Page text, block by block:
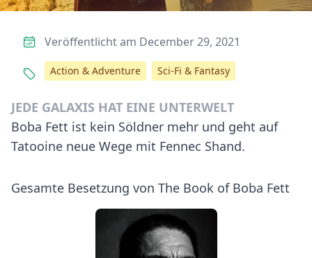
JEDE GALAXIS HAT EINE UNTERWELT
Boba Fett ist kein Söldner mehr und geht auf
Tatooine neue Wege mit Fennec Shand.
Gesamte Besetzung von The Book of Boba Fett
Veröffentlicht am December 29, 2021
Action & Adventure Sci-Fi & Fantasy